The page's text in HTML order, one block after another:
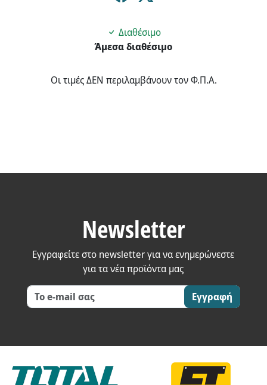
Διαθέσιμο
Άμεσα διαθέσιμο
Οι τιμές ΔΕΝ περιλαμβάνουν τον Φ.Π.Α.
Newsletter
Εγγραφείτε στο newsletter για να ενημερώνεστε
για τα νέα προϊόντα μας
Εγγραφή